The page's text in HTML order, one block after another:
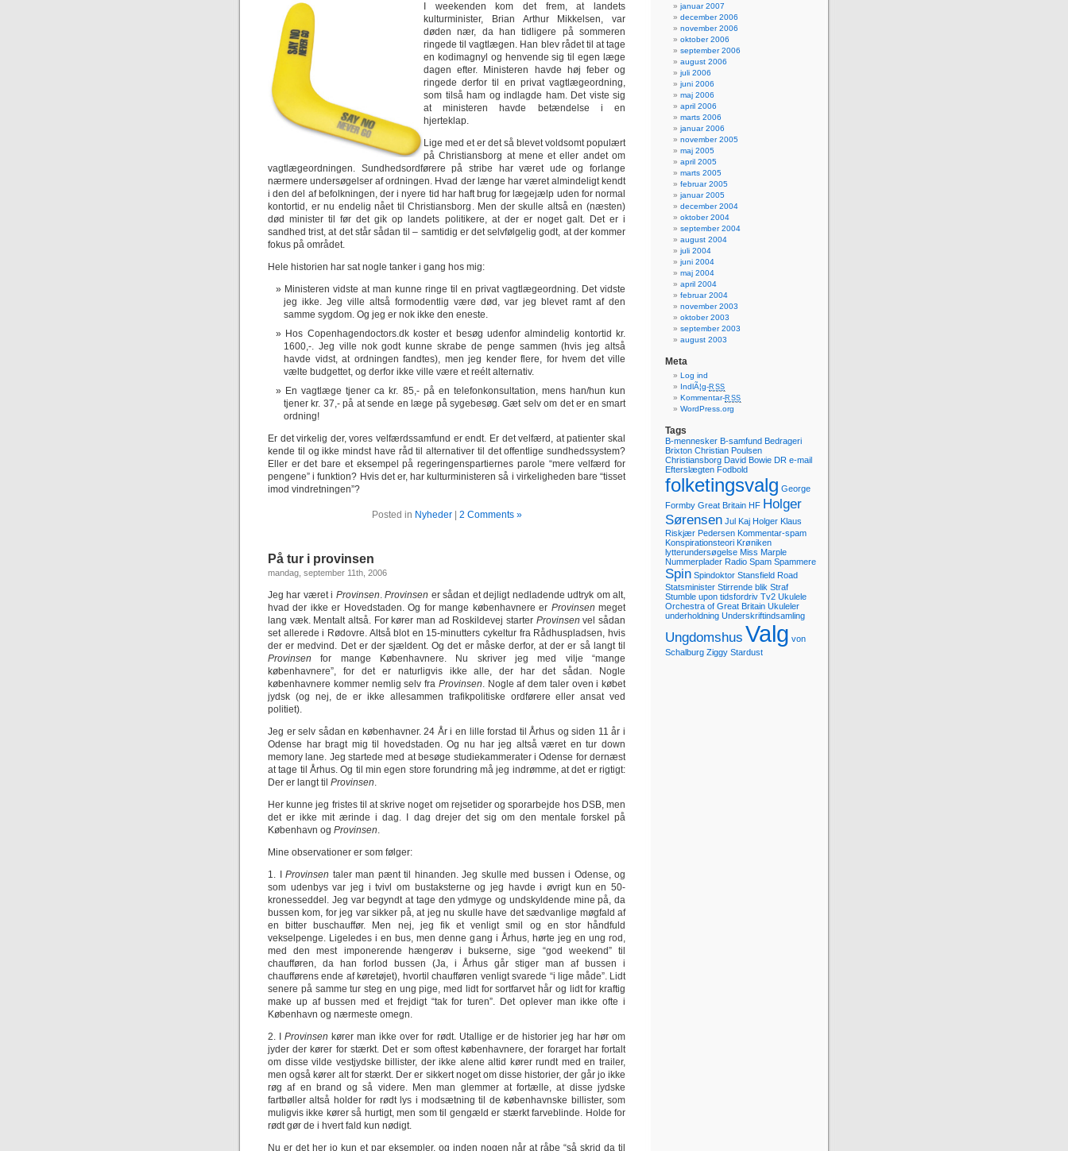
I weekenden kom det frem, at landets
kulturminister, Brian Arthur Mikkelsen, var
døden nær, da han tidligere på sommeren
ringede til vagtlægen. Han blev rådet til at tage
en kodimagnyl og henvende sig til egen læge
dagen efter. Ministeren havde høj feber og
ringede derfor til en privat vagtlægeordning,
som tilså ham og indlagde ham. Det viste sig
at ministeren havde betændelse i en
hjerteklap.
Lige med et er det så blevet voldsomt populært
på Christiansborg at mene et eller andet om
vagtlægeordningen. Sundhedsordførere på stribe har været ude og forlange
nærmere undersøgelser af ordningen. Hvad der længe har været almindeligt kendt
i den del af befolkningen, der i nyere tid har haft brug for lægejælp uden for normal
kontortid, er nu endelig nået til Christiansborg. Men der skulle altså en (næsten)
død minister til før det gik op landets politikere, at der er noget galt. Det er i
sandhed trist, at det står sådan til – samtidig er det selvfølgelig godt, at der kommer
fokus på området.
Hele historien har sat nogle tanker i gang hos mig:
Ministeren vidste at man kunne ringe til en privat vagtlægeordning. Det vidste
jeg ikke. Jeg ville altså formodentlig være død, var jeg blevet ramt af den
samme sygdom. Og jeg er nok ikke den eneste.
Hos Copenhagendoctors.dk koster et besøg udenfor almindelig kontortid kr.
1600,-. Jeg ville nok godt kunne skrabe de penge sammen (hvis jeg altså
havde vidst, at ordningen fandtes), men jeg kender flere, for hvem det ville
vælte budgettet, og derfor ikke ville være et reélt alternativ.
En vagtlæge tjener ca kr. 85,- på en telefonkonsultation, mens han/hun kun
tjener kr. 37,- på at sende en læge på sygebesøg. Gæt selv om det er en smart
ordning!
Er det virkelig der, vores velfærdssamfund er endt. Er det velfærd, at patienter skal
kende til og ikke mindst have råd til alternativer til det offentlige sundhedssystem?
Eller er det bare et eksempel på regeringenspartiernes parole “mere velfærd for
pengene” i funktion? Hvis det er, har kulturministeren så i virkeligheden bare “tisset
imod vindretningen”?
Posted in Nyheder| 2 Comments »
På tur i provinsen
mandag, september 11th, 2006
Jeg har været i Provinsen.Provinsen er sådan et dejligt nedladende udtryk om alt,
hvad der ikke er Hovedstaden. Og for mange københavnere er Provinsen meget
lang væk. Mentalt altså. For kører man ad Roskildevej starter Provinsen vel sådan
set allerede i Rødovre. Altså blot en 15-minutters cykeltur fra Rådhuspladsen, hvis
der er medvind. Det er der sjældent. Og det er måske derfor, at der er så langt til
Provinsen for mange Københavnere. Nu skriver jeg med vilje “mange
københavnere”, for det er naturligvis ikke alle, der har det sådan. Nogle
københavnere kommer nemlig selv fra Provinsen. Nogle af dem taler oven i købet
jydsk (og nej, de er ikke allesammen trafikpolitiske ordførere eller ansat ved
politiet).
Jeg er selv sådan en københavner. 24 År i en lille forstad til Århus og siden 11 år i
Odense har bragt mig til hovedstaden. Og nu har jeg altså været en tur down
memory lane. Jeg startede med at besøge studiekammerater i Odense for dernæst
at tage til Århus. Og til min egen store forundring må jeg indrømme, at det er rigtigt:
Der er langt til Provinsen.
Her kunne jeg fristes til at skrive noget om rejsetider og sporarbejde hos DSB, men
det er ikke mit ærinde i dag. I dag drejer det sig om den mentale forskel på
København og Provinsen.
Mine observationer er som følger:
1. I Provinsen taler man pænt til hinanden. Jeg skulle med bussen i Odense, og
som udenbys var jeg i tvivl om bustaksterne og jeg havde i øvrigt kun en 50-
kronesseddel. Jeg var begyndt at tage den ydmyge og undskyldende mine på, da
bussen kom, for jeg var sikker på, at jeg nu skulle have det sædvanlige møgfald af
en bitter buschauffør. Men nej, jeg fik et venligt smil og en stor håndfuld
vekselpenge. Ligeledes i en bus, men denne gang i Århus, hørte jeg en ung rod,
med den mest imponerende hængerøv i bukserne, sige “god weekend” til
chaufføren, da han forlod bussen (Ja, i Århus går stiger man af bussen i
chaufførens ende af køretøjet), hvortil chaufføren venligt svarede “i lige måde”. Lidt
senere på samme tur steg en ung pige, med lidt for sortfarvet hår og lidt for kraftig
make up af bussen med et frejdigt “tak for turen”. Det oplever man ikke ofte i
København og nærmeste omegn.
2. IProvinsen kører man ikke over for rødt. Utallige er de historier jeg har hør om
jyder der kører for stærkt. Det er som oftest københavnere, der forarget har fortalt
om disse vilde vestjydske billister, der ikke alene altid kører rundt med en trailer,
men også kører alt for stærkt. Der er sikkert noget om disse historier, der går jo ikke
røg af en brand og så videre. Men man glemmer at fortælle, at disse jydske
fartbøller altså holder for rødt lys i modsætning til de københavnske billister, som
muligvis ikke kører så hurtigt, men som til gengæld er stærkt farveblinde. Holde for
rødt gør de i hvert fald kun nødigt.
Nu er det her jo kun et par eksempler, og inden nogen når at råbe “så skrid da til
januar 2007
december 2006
november 2006
oktober 2006
september 2006
august 2006
juli 2006
juni 2006
maj 2006
april 2006
marts 2006
januar 2006
november 2005
maj 2005
april 2005
marts 2005
februar 2005
januar 2005
december 2004
oktober 2004
september 2004
august 2004
juli 2004
juni 2004
maj 2004
april 2004
februar 2004
november 2003
oktober 2003
september 2003
august 2003
Meta
Log ind
IndlÃ¦g-RSS
Kommentar-RSS
WordPress.org
Tags
B-mennesker B-samfund Bedrageri
Brixton Christian Poulsen
Christiansborg David Bowie DR e-mail
Efterslægten Fodbold
folketingsvalg George
Formby Great Britain HF Holger
Sørensen Jul Kaj Holger Klaus
Riskjær Pedersen Kommentar-spam
Konspirationsteori Krøniken
lytterundersøgelse Miss Marple
Nummerplader Radio Spam Spammere
Spin Spindoktor Stansfield Road
Statsminister Stirrende blik Straf
Stumble upon tidsfordriv Tv2 Ukulele
Orchestra of Great Britain Ukuleler
underholdning Underskriftindsamling
Ungdomshus Valg von
Schalburg Ziggy Stardust